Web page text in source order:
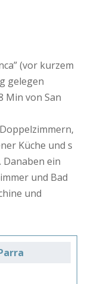
(vor kurzem
gelegen
Min von San
Küche und s
Danaben ein
und Bad
und